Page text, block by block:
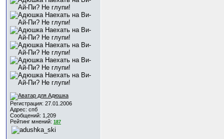
Регистрация: 27.01.2006
Адрес: спб
Сообщений: 1,209
Рейтинг мнений: 187